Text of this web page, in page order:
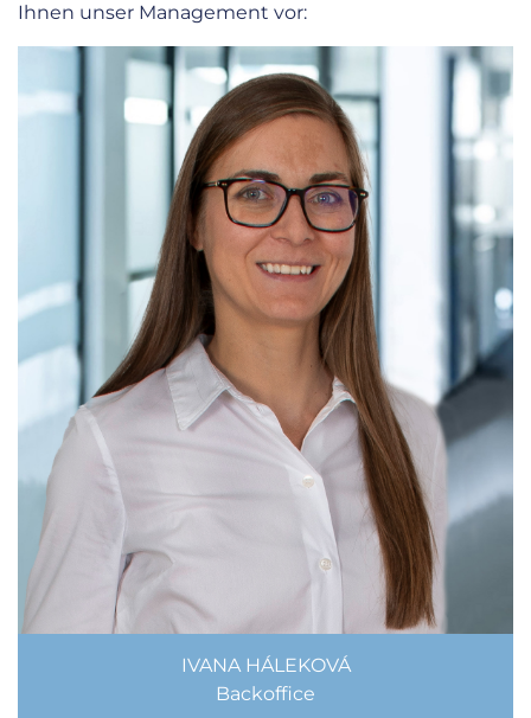
Ihnen unser Management vor:
IVANA HÁLEKOVÁ
Backoffice